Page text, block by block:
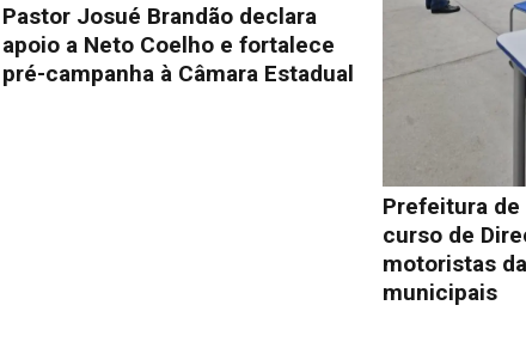
Pastor Josué Brandão declara
apoio a Neto Coelho e fortalece
pré-campanha à Câmara Estadual
Prefeitura de
curso de
motoristas
municipais